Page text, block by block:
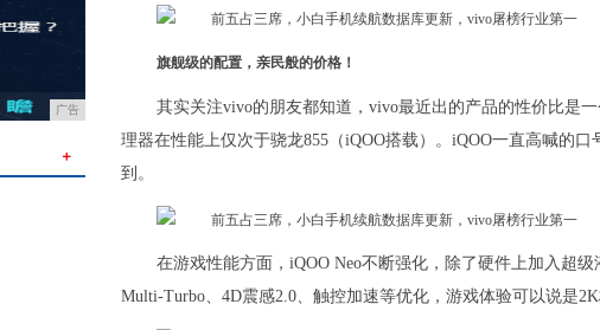
广告
＋
旗舰级的配置，亲民般的价格！
其实关注vivo的朋友都知道，vivo最近出的产品的性价比是
理器在性能上仅次于骁龙855（iQOO搭载）。iQOO一直高喊的
到。
在游戏性能方面，iQOO Neo不断强化，除了硬件上加入超
Multi-Turbo、4D震感2.0、触控加速等优化，游戏体验可以说是2K